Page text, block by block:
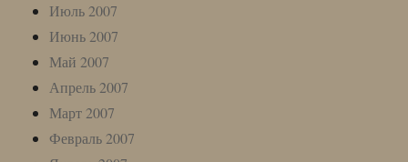
Июль 2007
Июнь 2007
Май 2007
Апрель 2007
Март 2007
Февраль 2007